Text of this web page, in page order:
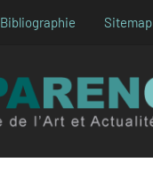
Bibliographie Sitemap